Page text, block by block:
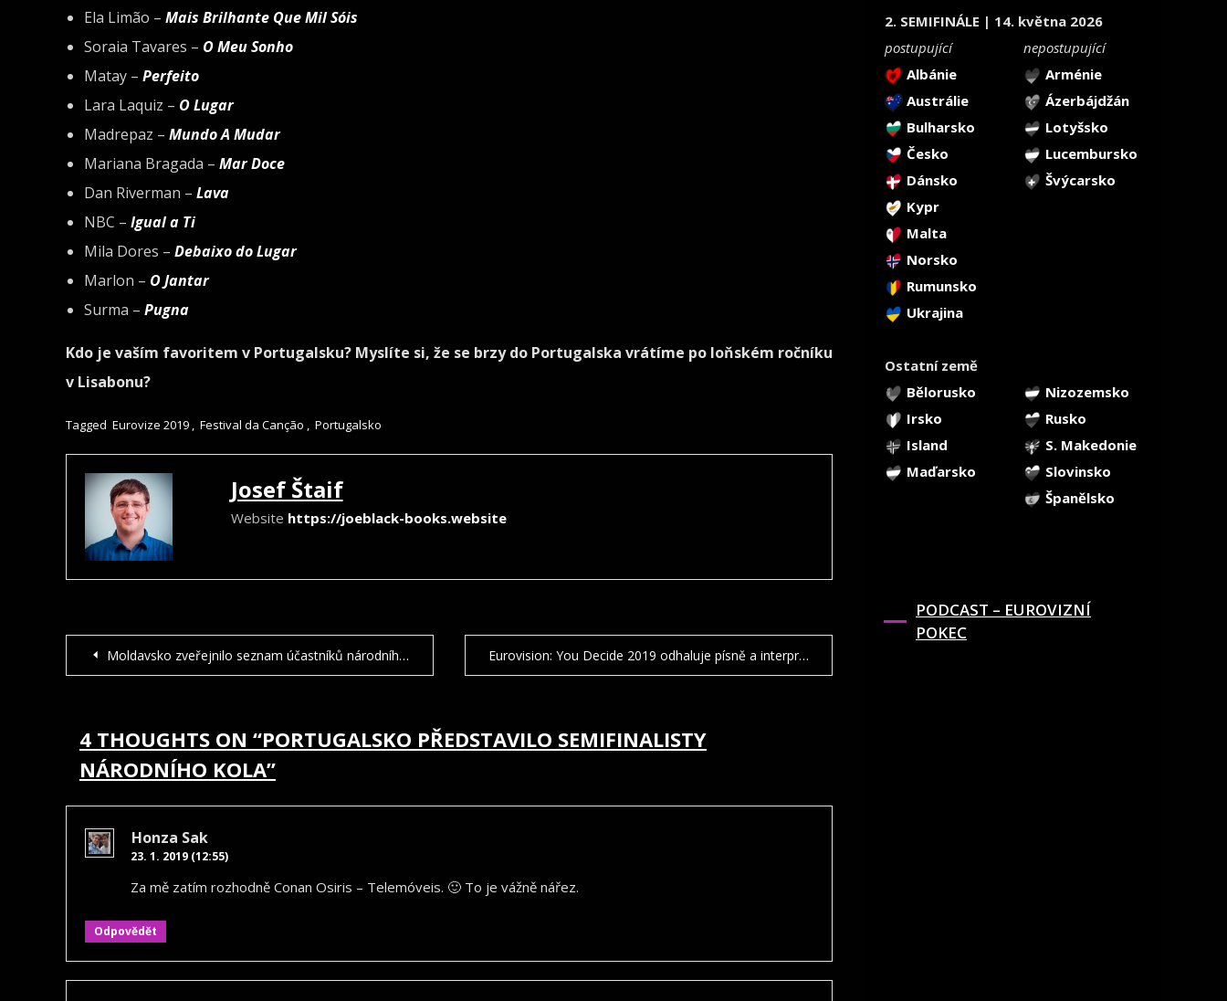
Ela Limão – Mais Brilhante Que Mil Sóis
Soraia Tavares – O Meu Sonho
Matay – Perfeito
Lara Laquiz – O Lugar
Madrepaz – Mundo A Mudar
Mariana Bragada – Mar Doce
Dan Riverman – Lava
NBC – Igual a Ti
Mila Dores – Debaixo do Lugar
Marlon – O Jantar
Surma – Pugna
Kdo je vaším favoritem v Portugalsku? Myslíte si, že se brzy do Portugalska vrátíme po loňském ročníku
v Lisabonu?
Tagged Eurovize 2019 , Festival da Canção , Portugalsko
Josef Štaif
Website https://joeblack-books.website
NAVIGACE
PŘÍSPĚVEK
Moldavsko zveřejnilo seznam účastníků národního kola Eurovision: You Decide 2019 odhaluje písně a interprety
4 THOUGHTS ON “PORTUGALSKO PŘEDSTAVILO SEMIFINALISTY
NÁRODNÍHO KOLA”
Honza Sak
23. 1. 2019 (12:55)
Za mě zatím rozhodně Conan Osiris – Telemóveis. 🙂 To je vážně nářez.
Odpovědět
2. SEMIFINÁLE | 14. května 2026
postupující
nepostupující
Albánie
Arménie
Austrálie
Ázerbájdžán
Bulharsko
Lotyšsko
Česko
Lucembursko
Dánsko
Švýcarsko
Kypr
Malta
Norsko
Rumunsko
Ukrajina
Ostatní země
Bělorusko
Nizozemsko
Irsko
Rusko
Island
S. Makedonie
Maďarsko
Slovinsko
Španělsko
PODCAST – EUROVIZNÍ
POKEC